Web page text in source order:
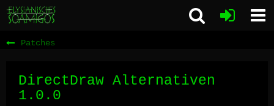
Patches
DirectDraw Alternativen
1.0.0